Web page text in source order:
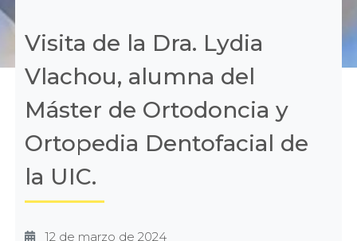
Visita de la Dra. Lydia
Vlachou, alumna del
Máster de Ortodoncia y
Ortopedia Dentofacial de
la UIC.
12 de marzo de 2024